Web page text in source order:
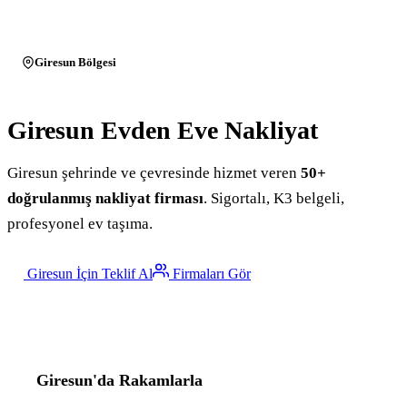
Giresun Bölgesi
Giresun Evden Eve Nakliyat
Giresun şehrinde ve çevresinde hizmet veren 50+
doğrulanmış nakliyat firması. Sigortalı, K3 belgeli,
profesyonel ev taşıma.
Giresun İçin Teklif Al Firmaları Gör
Giresun'da Rakamlarla